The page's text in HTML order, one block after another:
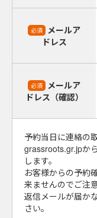
必須
メールア
ドレス
必須
メールア
ドレス（確認）
予約当日に連絡の
grassroots.gr.jpか
します。
お客様からの予約
来ませんのでご注
返信メールが届か
さい。